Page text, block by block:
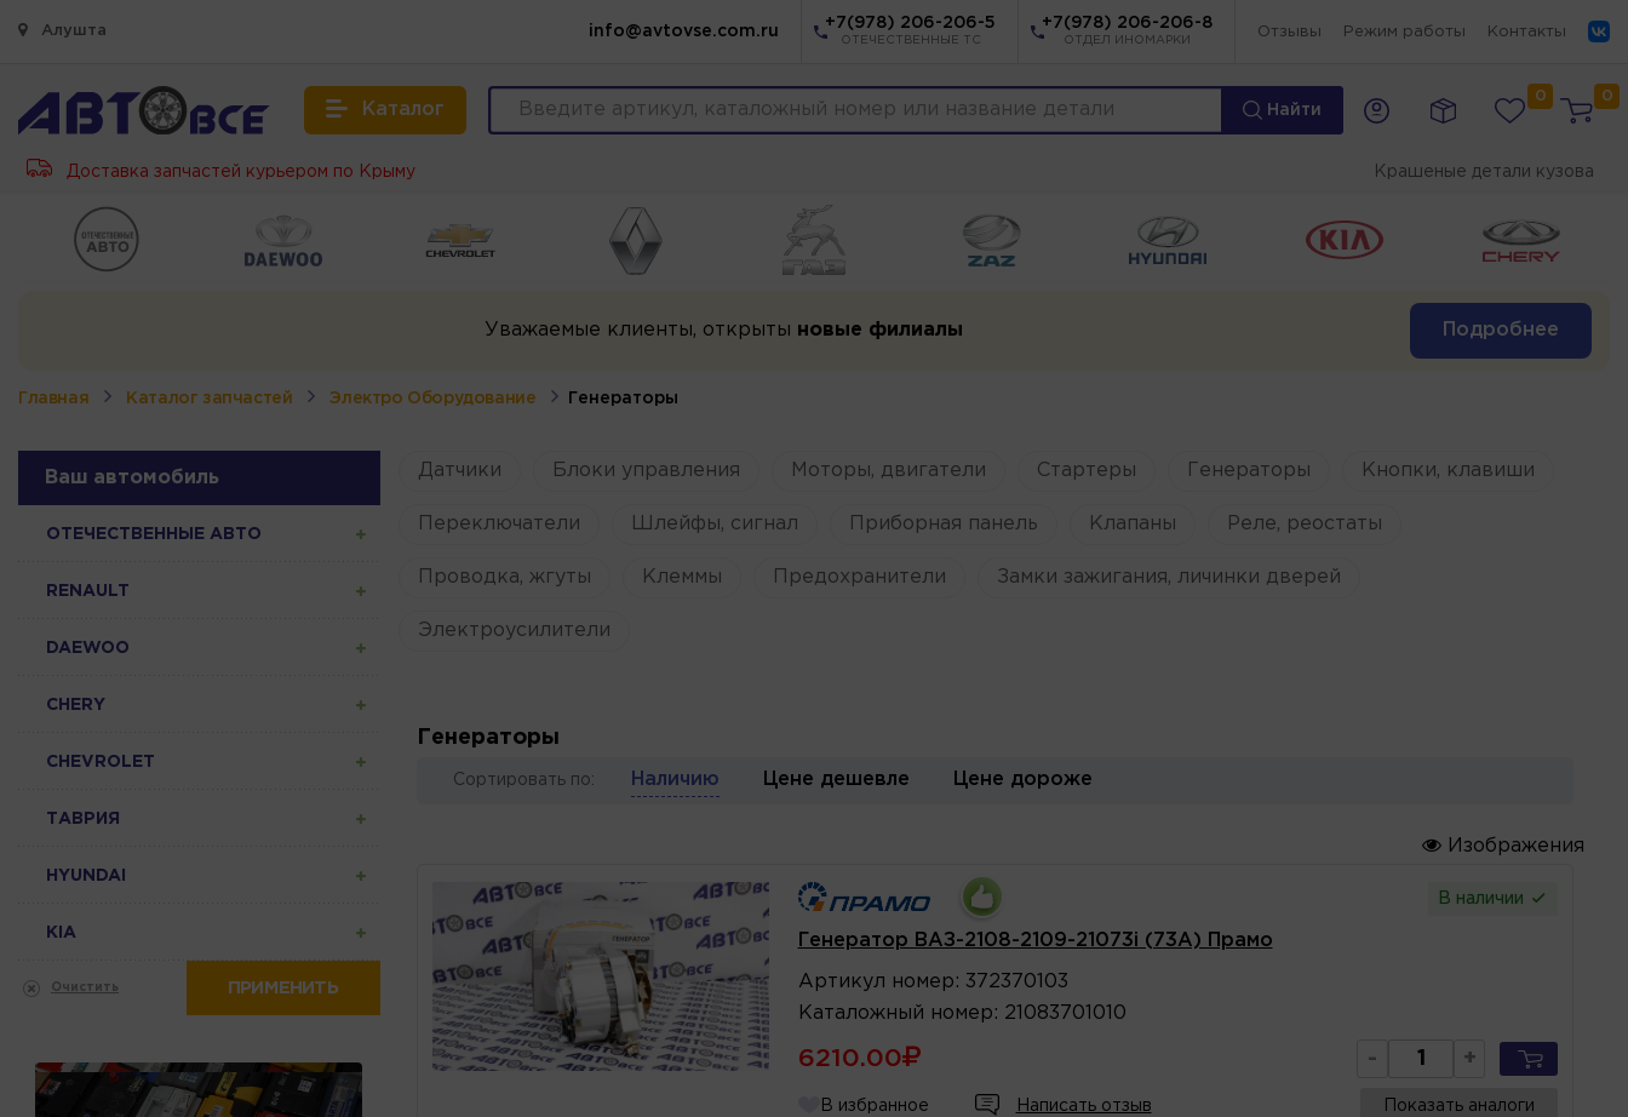
Алушта info@avtovse.com.ru
+7(978) 206-206-5
ОТЕЧЕСТВЕННЫЕ ТС
+7(978) 206-206-8
ОТДЕЛ ИНОМАРКИ
Отзывы Режим работы Контакты
Каталог Найти
0 0
Доставка запчастей курьером по Крыму Крашеные детали кузова
Уважаемые клиенты, открыты новые филиалы Подробнее
Главная Каталог запчастей Электро Оборудование Генераторы
Ваш автомобиль
ОТЕЧЕСТВЕННЫЕ АВТО
RENAULT
DAEWOO
CHERY
CHEVROLET
ТАВРИЯ
HYUNDAI
KIA
Очистить ПРИМЕНИТЬ
Датчики Блоки управления Моторы, двигатели Стартеры Генераторы Кнопки, клавиши
Переключатели Шлейфы, сигнал Приборная панель Клапаны Реле, реостаты
Проводка, жгуты Клеммы Предохранители Замки зажигания, личинки дверей
Электроусилители
Генераторы
Сортировать по: Наличию Цене дешевле Цене дороже
Изображения
В наличии
Генератор ВАЗ-2108-2109-21073i (73A) Прамо
Артикул номер : 372370103
Каталожный номер : 21083701010
6210.00 - +
В избранное Написать отзыв Показать аналоги